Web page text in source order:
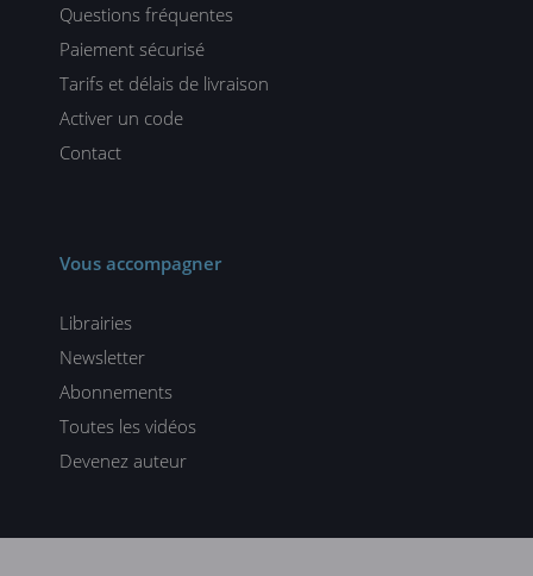
Questions fréquentes
Paiement sécurisé
Tarifs et délais de livraison
Activer un code
Contact
Vous accompagner
Librairies
Newsletter
Abonnements
Toutes les vidéos
Devenez auteur